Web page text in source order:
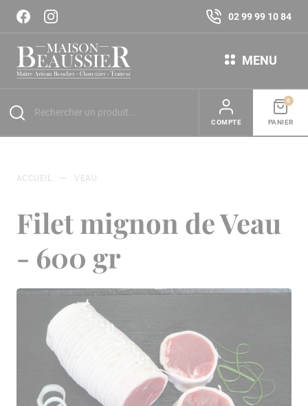
02 99 99 10 84
MENU
COMPTE PANIER
0
ACCUEIL VEAU
Filet mignon de Veau
- 600 gr